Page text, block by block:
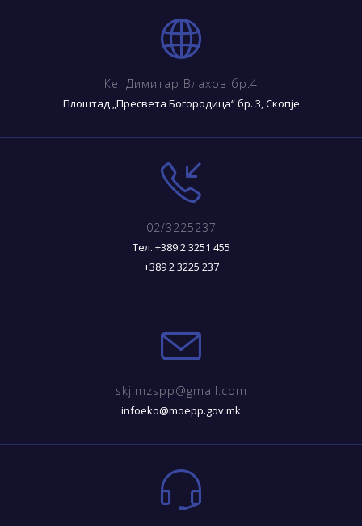
Кеј Димитар Влахов бр.4
Плоштад „Пресвета Богородица“ бр. 3, Скопје
02/3225237
Тел. +389 2 3251 455
+389 2 3225 237
skj.mzspp@gmail.com
infoeko@moepp.gov.mk